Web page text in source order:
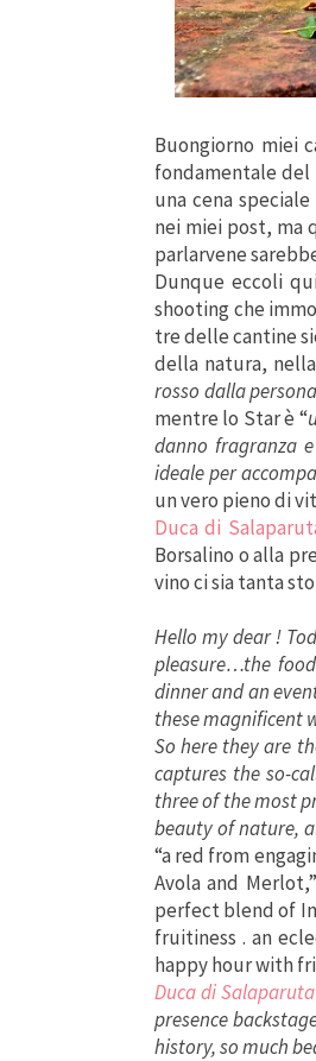
Buongiorno miei
fondamentale del
una cena
nei miei post, ma
parlarvene
Dunque eccoli
shooting che
tre delle cantine
della natura,
rosso dalla
mentre lo Star è “
danno fragranza
ideale per
un vero pieno di
Duca di
Borsalino o alla
vino ci sia tanta
Hello my dear !
pleasure…the
dinner and an
these magnificent
So here they are
captures the so-
three of the most
beauty of nature,
“a red from
Avola and Merlot,”
perfect blend of
fruitiness . an
happy hour with
Duca di
presence
history, so much